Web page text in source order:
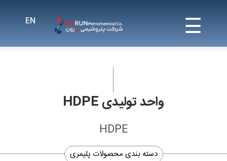
واحد تولیدی HDPE
HDPE
دسته بندی محصولات پلیمری